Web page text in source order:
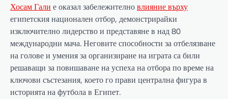
Хосам Гали е оказал забележителновлияние върху
египетския национален отбор, демонстрирайки
изключително лидерство и представяне в над 80
международни мача. Неговите способности за отбелязване
на голове и умения за организиране на играта са били
решаващи за повишаване на успеха на отбора по време на
ключови състезания, което го прави централна фигура в
историята на футбола в Египет.